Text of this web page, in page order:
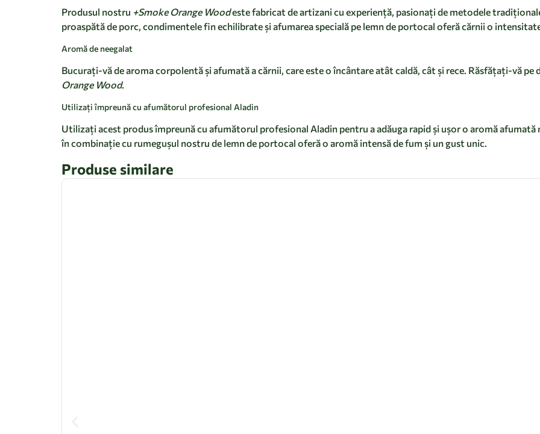
Produsul nostru +Smoke Orange Woodeste fabricat de artizani cu experiență, pasionați de metodele
proaspătă de porc, condimentele fin echilibrate și afumarea specială pe lemn de portocal oferă cărnii o
Aromă de neegalat
Bucurați-vă de aroma corpolentă și afumată a cărnii, care este o încântare atât caldă, cât și rece. Răsfățați-vă pe
Orange Wood.
Utilizați împreună cu afumătorul profesional Aladin
Utilizați acest produs împreună cu afumătorul profesional Aladin pentru a adăuga rapid și ușor o aromă
în combinație cu rumegușul nostru de lemn de portocal oferă o aromă intensă de fum și un gust unic.
Produse similare